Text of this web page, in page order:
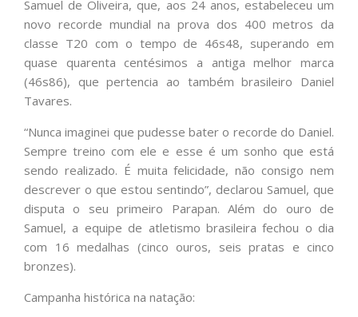
Samuel de Oliveira, que, aos 24 anos, estabeleceu um
novo recorde mundial na prova dos 400 metros da
classe T20 com o tempo de 46s48, superando em
quase quarenta centésimos a antiga melhor marca
(46s86), que pertencia ao também brasileiro Daniel
Tavares.
“Nunca imaginei que pudesse bater o recorde do Daniel.
Sempre treino com ele e esse é um sonho que está
sendo realizado. É muita felicidade, não consigo nem
descrever o que estou sentindo”, declarou Samuel, que
disputa o seu primeiro Parapan. Além do ouro de
Samuel, a equipe de atletismo brasileira fechou o dia
com 16 medalhas (cinco ouros, seis pratas e cinco
bronzes).
Campanha histórica na natação: